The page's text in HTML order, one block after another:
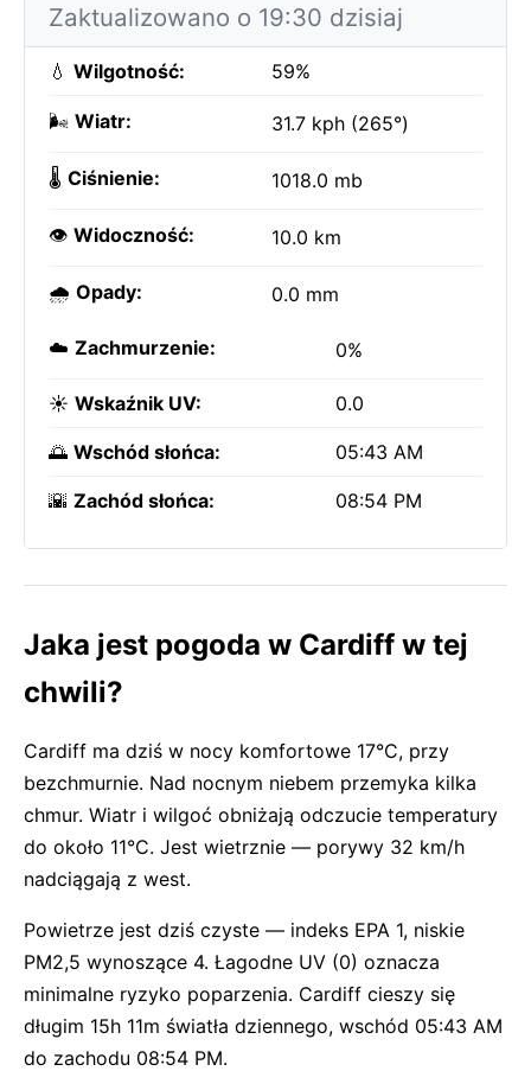
Zaktualizowano o 19:30 dzisiaj
💧 Wilgotność: 59%
🌬️ Wiatr: 31.7 kph (265°)
🌡️ Ciśnienie: 1018.0 mb
👁️ Widoczność: 10.0 km
🌧️ Opady: 0.0 mm
☁️ Zachmurzenie: 0%
☀️ Wskaźnik UV: 0.0
🌅 Wschód słońca: 05:43 AM
🌇 Zachód słońca: 08:54 PM
Jaka jest pogoda w Cardiff w tej
chwili?
Cardiff ma dziś w nocy komfortowe 17°C, przy
bezchmurnie. Nad nocnym niebem przemyka kilka
chmur. Wiatr i wilgoć obniżają odczucie temperatury
do około 11°C. Jest wietrznie — porywy 32 km/h
nadciągają z west.
Powietrze jest dziś czyste — indeks EPA 1, niskie
PM2,5 wynoszące 4. Łagodne UV (0) oznacza
minimalne ryzyko poparzenia. Cardiff cieszy się
długim 15h 11m światła dziennego, wschód 05:43 AM
do zachodu 08:54 PM.